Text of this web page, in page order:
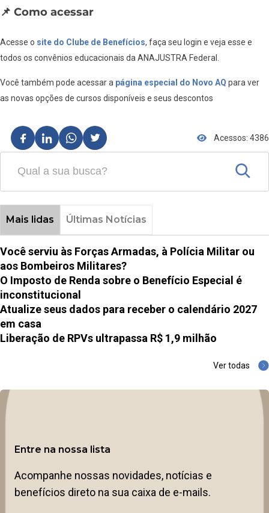
📌 Como acessar
Acesse o site do Clube de Benefícios, faça seu login e veja esse e
todos os convênios educacionais da ANAJUSTRA Federal.
Você também pode acessar a página especial do Novo AQ para ver
as novas opções de cursos disponíveis e seus descontos
Acessos: 4386
Mais lidas Últimas Notícias
Você serviu às Forças Armadas, à Polícia Militar ou
aos Bombeiros Militares?
O Imposto de Renda sobre o Benefício Especial é
inconstitucional
Atualize seus dados para receber o calendário 2027
em casa
Liberação de RPVs ultrapassa R$ 1,9 milhão
Ver todas
Entre na nossa lista
Acompanhe nossas novidades, notícias e
benefícios direto na sua caixa de e-mails.